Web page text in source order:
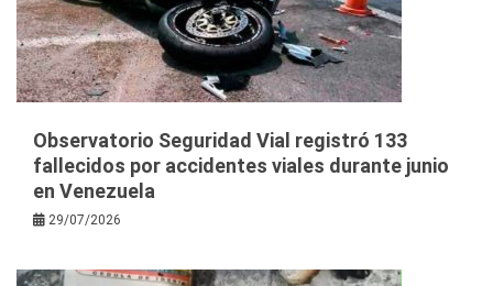
Observatorio Seguridad Vial registró 133
fallecidos por accidentes viales durante junio
en Venezuela
29/07/2026